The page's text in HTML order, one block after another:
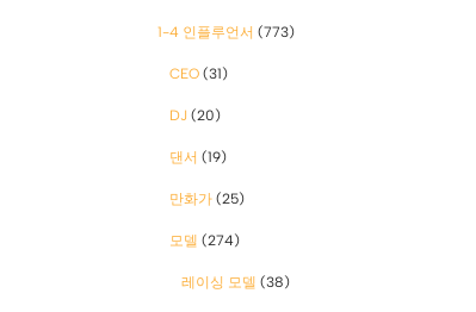
1-4 인플루언서 (773)
CEO (31)
DJ (20)
댄서 (19)
만화가 (25)
모델 (274)
레이싱 모델 (38)